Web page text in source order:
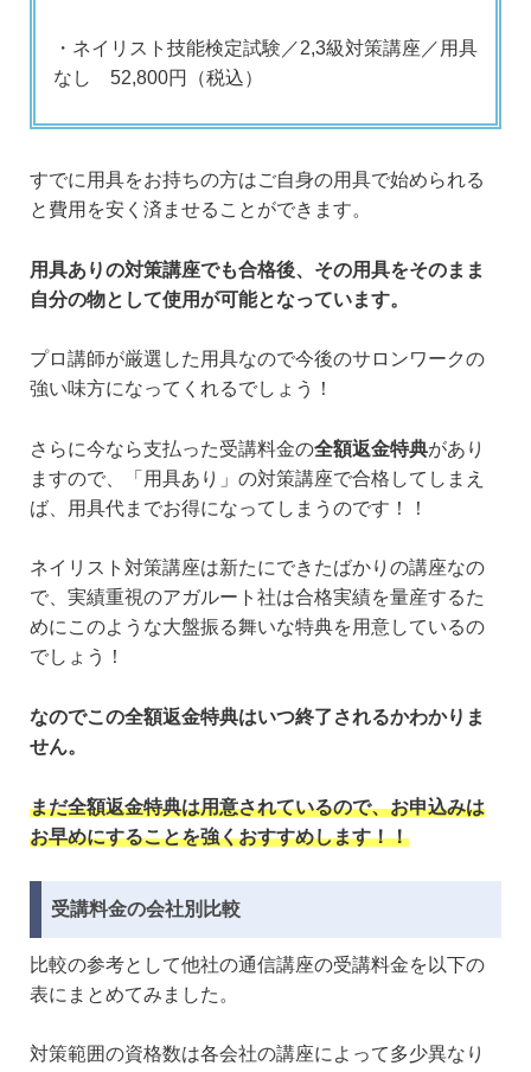
・ネイリスト技能検定試験／2,3級対策講座／用具
なし 52,800円（税込）
すでに用具をお持ちの方はご自身の用具で始められる
と費用を安く済ませることができます。
用具ありの対策講座でも合格後、その用具をそのまま
自分の物として使用が可能となっています。
プロ講師が厳選した用具なので今後のサロンワークの
強い味方になってくれるでしょう！
さらに今なら支払った受講料金の全額返金特典があり
ますので、「用具あり」の対策講座で合格してしまえ
ば、用具代までお得になってしまうのです！！
ネイリスト対策講座は新たにできたばかりの講座なの
で、実績重視のアガルート社は合格実績を量産するた
めにこのような大盤振る舞いな特典を用意しているの
でしょう！
なのでこの全額返金特典はいつ終了されるかわかりま
せん。
まだ全額返金特典は用意されているので、お申込みは
お早めにすることを強くおすすめします！！
受講料金の会社別比較
比較の参考として他社の通信講座の受講料金を以下の
表にまとめてみました。
対策範囲の資格数は各会社の講座によって多少異なり